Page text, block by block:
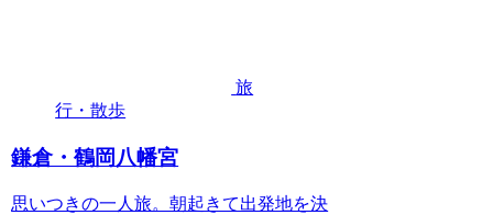
旅
行・散歩
鎌倉・鶴岡八幡宮
思いつきの一人旅。朝起きて出発地を決